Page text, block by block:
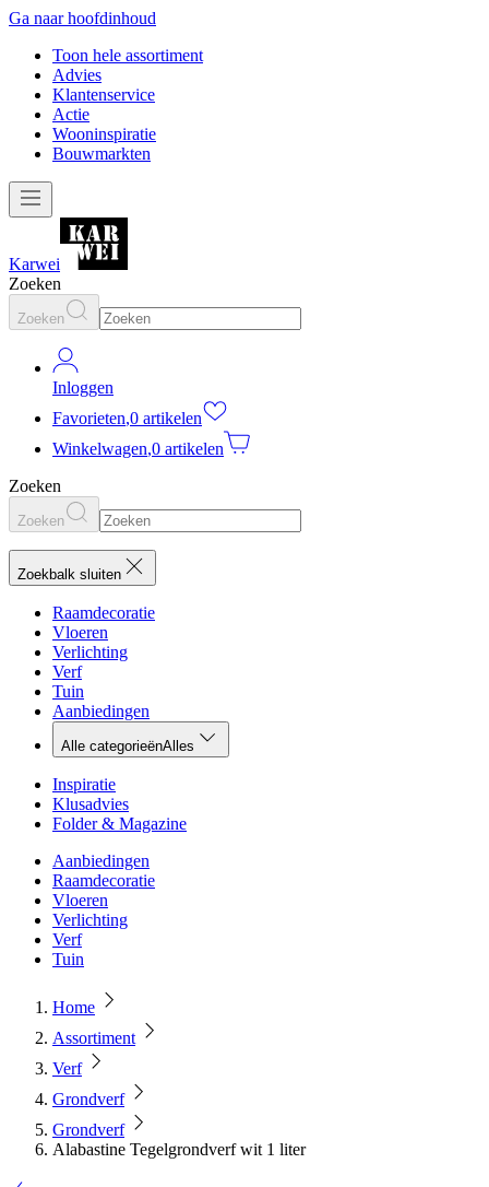
Ga naar hoofdinhoud
Toon hele assortiment
Advies
Klantenservice
Actie
Wooninspiratie
Bouwmarkten
Karwei
Zoeken
Zoeken
Inloggen
Favorieten,0 artikelen
Winkelwagen,0 artikelen
Zoeken
Zoeken
Zoekbalk sluiten
Raamdecoratie
Vloeren
Verlichting
Verf
Tuin
Aanbiedingen
Alle categorieënAlles
Inspiratie
Klusadvies
Folder & Magazine
Aanbiedingen
Raamdecoratie
Vloeren
Verlichting
Verf
Tuin
Home
Assortiment
Verf
Grondverf
Grondverf
Alabastine Tegelgrondverf wit 1 liter